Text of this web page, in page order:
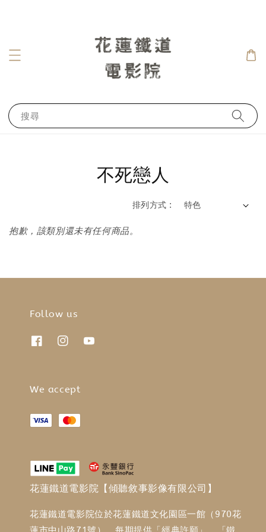
搜尋
不死戀人
排列方式 :
抱歉，該類別還未有任何商品。
Follow us
We accept
花蓮鐵道電影院【傾聽敘事影像有限公司】
花蓮鐵道電影院位於花蓮鐵道文化園區一館（970花